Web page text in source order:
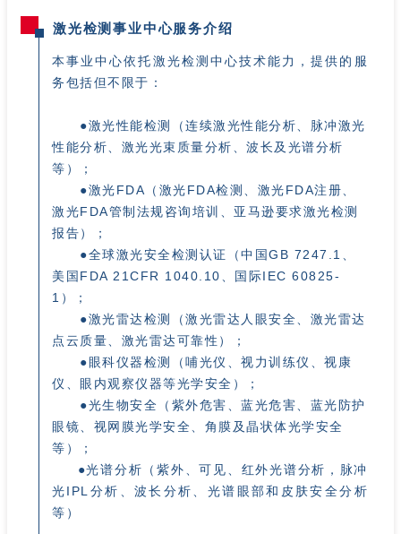
激光检测事业中心服务介绍
本事业中心依托激光检测中心技术能力，提供的服
务包括但不限于：
●激光性能检测（连续激光性能分析、脉冲激光
性能分析、激光光束质量分析、波长及光谱分析
等）；
●激光FDA（激光FDA检测、激光FDA注册、
激光FDA管制法规咨询培训、亚马逊要求激光检测
报告）；
●全球激光安全检测认证（中国GB 7247.1、
美国FDA 21CFR 1040.10、国际IEC 60825-
1）；
●激光雷达检测（激光雷达人眼安全、激光雷达
点云质量、激光雷达可靠性）；
●眼科仪器检测（哺光仪、视力训练仪、视康
仪、眼内观察仪器等光学安全）；
●光生物安全（紫外危害、蓝光危害、蓝光防护
眼镜、视网膜光学安全、角膜及晶状体光学安全
等）；
●光谱分析（紫外、可见、红外光谱分析，脉冲
光IPL分析、波长分析、光谱眼部和皮肤安全分析
等）